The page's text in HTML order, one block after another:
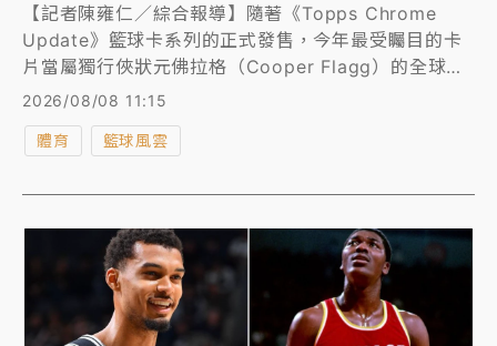
【記者陳雍仁／綜合報導】隨著《Topps Chrome
Update》籃球卡系列的正式發售，今年最受矚目的卡
片當屬獨行俠狀元佛拉格（Cooper Flagg）的全球限
量一張的「新人首秀球衣標誌卡（Rookie Debut
《運動畫刊》報導，獨行俠也推出天價大禮包進行懸
2026/08/08 11:15
體育 籃球風雲